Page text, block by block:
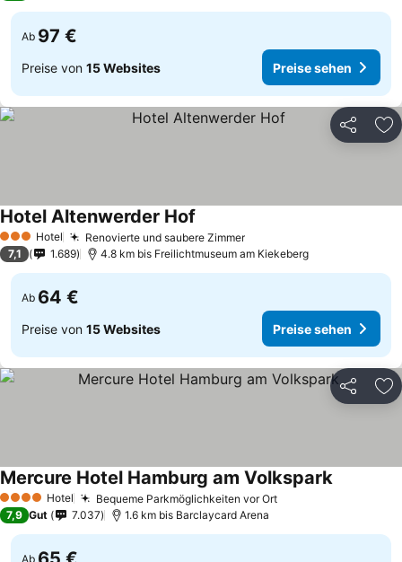
Ab 97 €
Preise von 15 Websites Preise sehen
Teilen
3 SterneHotel Renovierte und saubere Zimmer
Hotel Altenwerder Hof
7,1 1.689 4.8 km bis Freilichtmuseum am Kiekeberg
Ab 64 €
Preise von 15 Websites Preise sehen
Teilen
4 Sterne Hotel Bequeme Parkmöglichkeiten vor Ort
Mercure Hotel Hamburg am Volkspark
7,9 Gut 7.037 1.6 km bis Barclaycard Arena
Ab